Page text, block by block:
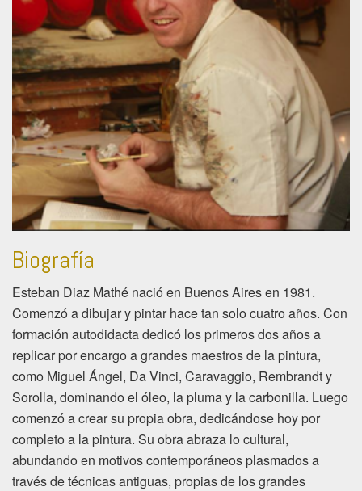
Biografía
Esteban Diaz Mathé nació en Buenos Aires en 1981.
Comenzó a dibujar y pintar hace tan solo cuatro años. Con
formación autodidacta dedicó los primeros dos años a
replicar por encargo a grandes maestros de la pintura,
como Miguel Ángel, Da Vinci, Caravaggio, Rembrandt y
Sorolla, dominando el óleo, la pluma y la carbonilla. Luego
comenzó a crear su propia obra, dedicándose hoy por
completo a la pintura. Su obra abraza lo cultural,
abundando en motivos contemporáneos plasmados a
través de técnicas antiguas, propias de los grandes